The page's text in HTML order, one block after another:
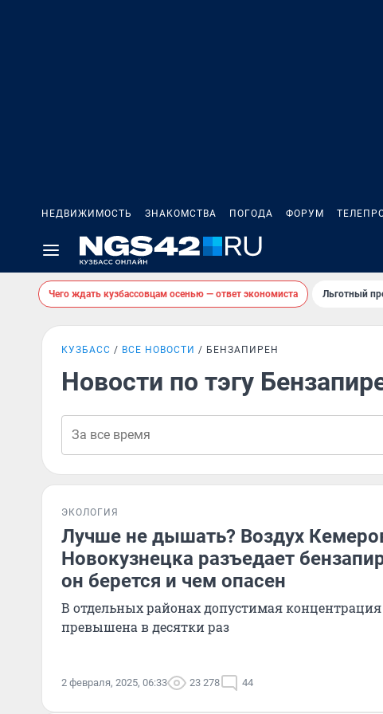
НЕДВИЖИМОСТЬ ЗНАКОМСТВА ПОГОДА ФОРУМ
Чего ждать кузбассовцам осенью — ответ экономиста Льготный
КУЗБАСС ВСЕ НОВОСТИ БЕНЗАПИРЕН
Новости по тэгу
ЭКОЛОГИЯ
Лучше не дышать? Воздух
Новокузнецка разъедает
он берется и чем опасен
В отдельных районах допустимая концентрация
превышена в десятки раз
2 февраля, 2025, 06:33 23 278 44